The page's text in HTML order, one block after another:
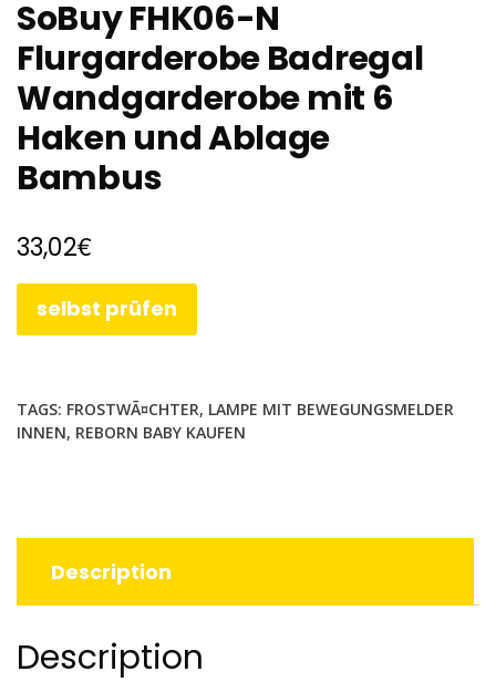
SoBuy FHK06-N
Flurgarderobe Badregal
Wandgarderobe mit 6
Haken und Ablage
Bambus
33,02€
selbst prüfen
TAGS: FROSTWÃ¤CHTER, LAMPE MIT BEWEGUNGSMELDER
INNEN, REBORN BABY KAUFEN
Description
Description